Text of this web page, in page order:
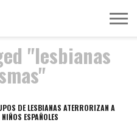
"lesbianas
DE LESBIANAS ATERRORIZAN A
NIÑOS ESPAÑOLES